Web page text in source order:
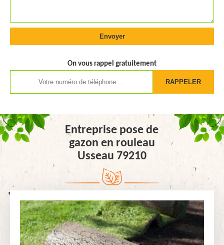
On vous rappel gratuitement
Entreprise pose de
gazon en rouleau
Usseau 79210